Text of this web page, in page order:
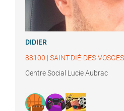
DIDIER
88100 | SAINT-DIÉ-DES-VOSGES
Centre Social Lucie Aubrac